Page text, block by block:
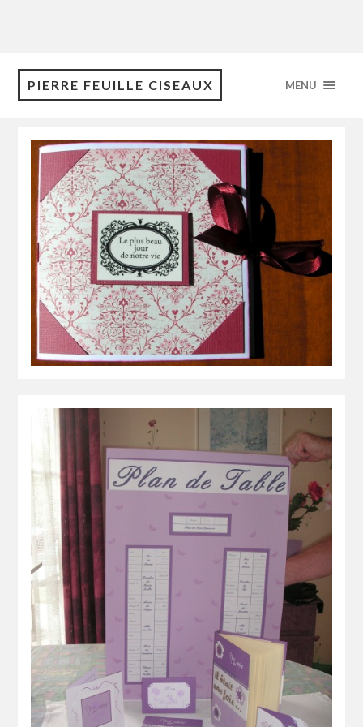
PIERRE FEUILLE CISEAUX MENU
Category: Scrap